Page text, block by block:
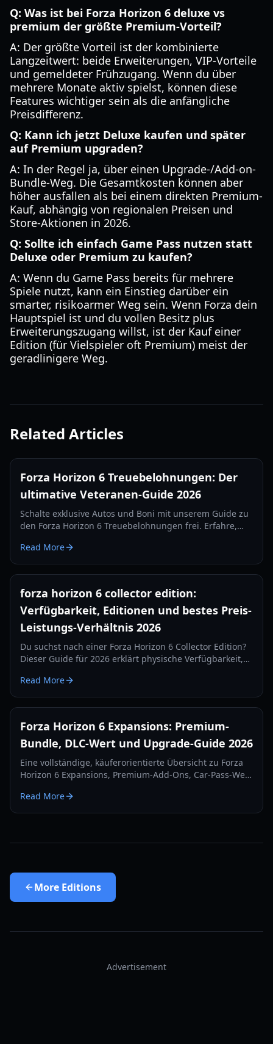
Q: Was ist bei Forza Horizon 6 deluxe vs
premium der größte Premium-Vorteil?
A: Der größte Vorteil ist der kombinierte
Langzeitwert: beide Erweiterungen, VIP-Vorteile
und gemeldeter Frühzugang. Wenn du über
mehrere Monate aktiv spielst, können diese
Features wichtiger sein als die anfängliche
Preisdifferenz.
Q: Kann ich jetzt Deluxe kaufen und später
auf Premium upgraden?
A: In der Regel ja, über einen Upgrade-/Add-on-
Bundle-Weg. Die Gesamtkosten können aber
höher ausfallen als bei einem direkten Premium-
Kauf, abhängig von regionalen Preisen und
Store-Aktionen in 2026.
Q: Sollte ich einfach Game Pass nutzen statt
Deluxe oder Premium zu kaufen?
A: Wenn du Game Pass bereits für mehrere
Spiele nutzt, kann ein Einstieg darüber ein
smarter, risikoarmer Weg sein. Wenn Forza dein
Hauptspiel ist und du vollen Besitz plus
Erweiterungszugang willst, ist der Kauf einer
Edition (für Vielspieler oft Premium) meist der
geradlinigere Weg.
Related Articles
Forza Horizon 6 Treuebelohnungen: Der
ultimative Veteranen-Guide 2026
Schalte exklusive Autos und Boni mit unserem Guide zu
den Forza Horizon 6 Treuebelohnungen frei. Erfahre,
beanspruchst.
Read More
forza horizon 6 collector edition:
Verfügbarkeit, Editionen und bestes Preis-
Leistungs-Verhältnis 2026
Du suchst nach einer Forza Horizon 6 Collector Edition?
Dieser Guide für 2026 erklärt physische Verfügbarkeit,
Kaufoptionen.
Read More
Forza Horizon 6 Expansions: Premium-
Bundle, DLC-Wert und Upgrade-Guide 2026
Eine vollständige, käuferorientierte Übersicht zu Forza
Horizon 6 Expansions, Premium-Add-Ons, Car-Pass-Wert
Read More
More Editions
Advertisement